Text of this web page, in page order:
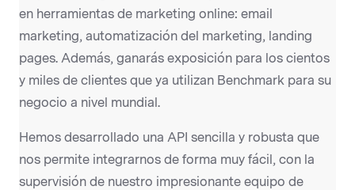
en herramientas de marketing online: email
marketing, automatización del marketing, landing
pages. Además, ganarás exposición para los cientos
y miles de clientes que ya utilizan Benchmark para su
negocio a nivel mundial.
Hemos desarrollado una API sencilla y robusta que
nos permite integrarnos de forma muy fácil, con la
supervisión de nuestro impresionante equipo de